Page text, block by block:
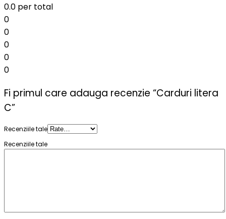
0.0 per total
0
0
0
0
0
Fi primul care adauga recenzie “Carduri litera
C”
Recenziile tale
Recenziile tale